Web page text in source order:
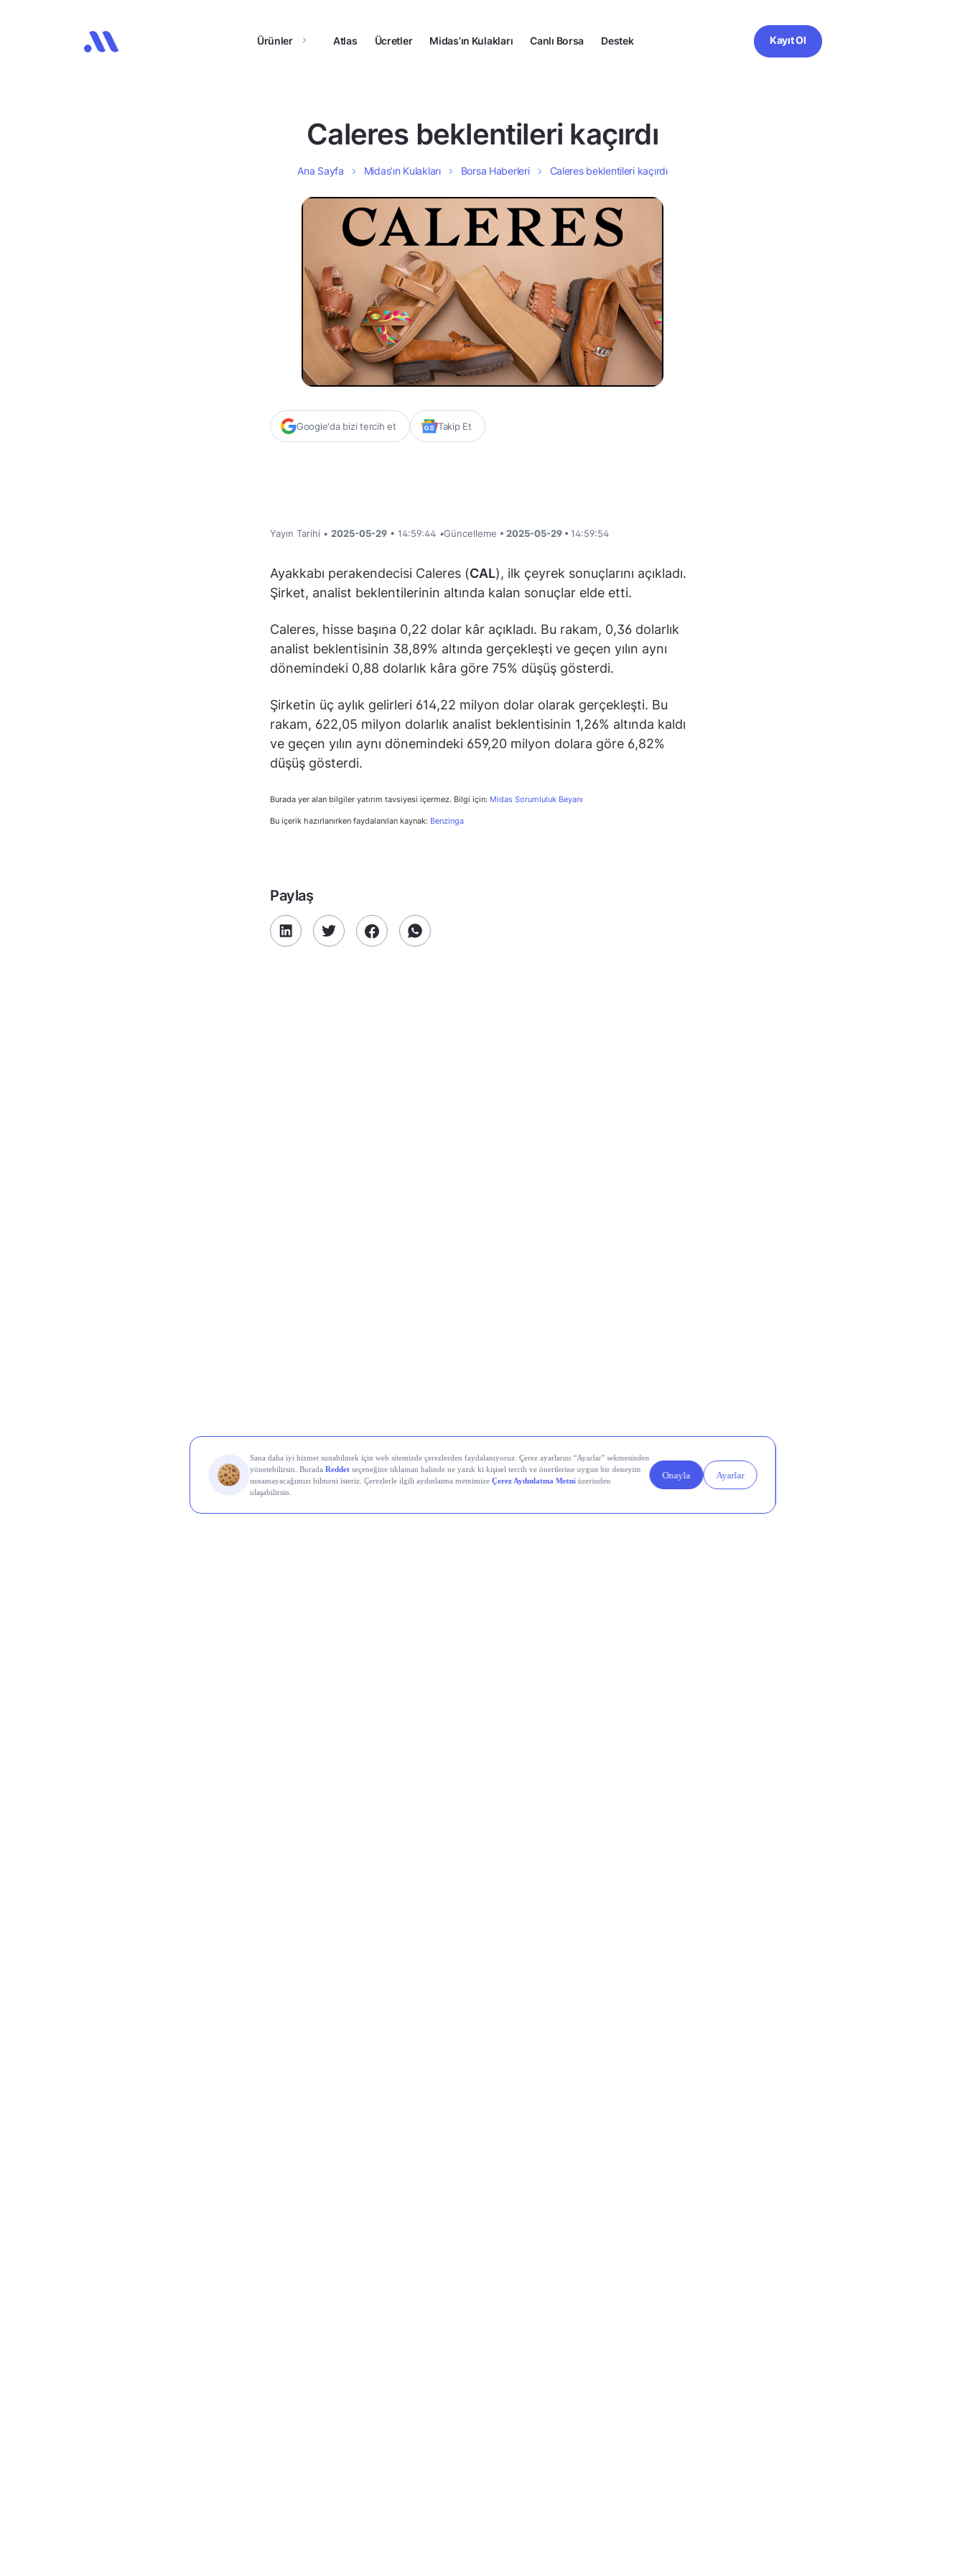
Ürünler Atlas Ücretler Midas’ın Kulakları Canlı Borsa Destek Kayıt Ol
Caleres beklentileri kaçırdı
Ana Sayfa Midas’ın Kulakları Borsa Haberleri Caleres beklentileri kaçırdı
Google'da bizi tercih et Takip Et
Yayın Tarihi • 2025-05-29 • 14:59:44 •Güncelleme • 2025-05-29 • 14:59:54
Ayakkabı perakendecisi Caleres (CAL), ilk çeyrek sonuçlarını açıkladı.
Şirket, analist beklentilerinin altında kalan sonuçlar elde etti.
Caleres, hisse başına 0,22 dolar kâr açıkladı. Bu rakam, 0,36 dolarlık
analist beklentisinin 38,89% altında gerçekleşti ve geçen yılın aynı
dönemindeki 0,88 dolarlık kâra göre 75% düşüş gösterdi.
Şirketin üç aylık gelirleri 614,22 milyon dolar olarak gerçekleşti. Bu
rakam, 622,05 milyon dolarlık analist beklentisinin 1,26% altında kaldı
ve geçen yılın aynı dönemindeki 659,20 milyon dolara göre 6,82%
düşüş gösterdi.
Burada yer alan bilgiler yatırım tavsiyesi içermez. Bilgi için: Midas Sorumluluk Beyanı
Bu içerik hazırlanırken faydalanılan kaynak: Benzinga
Paylaş